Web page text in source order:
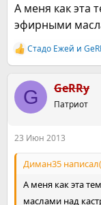
А меня как эта
эфирными
Р
е
к
ц
и
Стадо Ежей и
G GeRRy
Патриот
23 Июн 2013
Диман35
А меня как эта
маслами над